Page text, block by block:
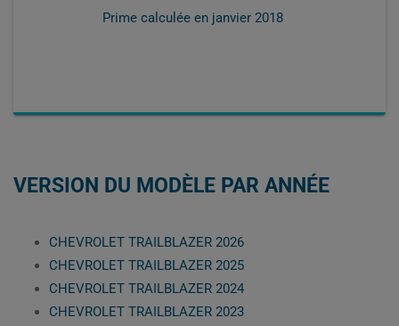
Prime calculée en janvier 2018
VERSION DU MODÈLE PAR ANNÉE
CHEVROLET TRAILBLAZER 2026
CHEVROLET TRAILBLAZER 2025
CHEVROLET TRAILBLAZER 2024
CHEVROLET TRAILBLAZER 2023